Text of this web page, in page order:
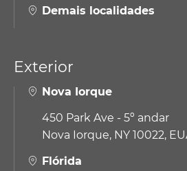
Demais localidades
Exterior
Nova Iorque
450 Park Ave - 5º andar
Nova Iorque, NY 10022,
Flórida